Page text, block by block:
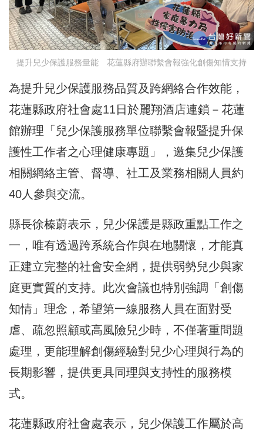
提升兒少保護服務量能 花蓮縣府辦聯繫會報強化創傷知情支持
為提升兒少保護服務品質及跨網絡合作效能，
花蓮縣政府社會處11日於麗翔酒店連鎖－花蓮
館辦理「兒少保護服務單位聯繫會報暨提升保
護性工作者之心理健康專題」，邀集兒少保護
相關網絡主管、督導、社工及業務相關人員約
40人參與交流。
縣長徐榛蔚表示，兒少保護是縣政重點工作之
一，唯有透過跨系統合作與在地關懷，才能真
正建立完整的社會安全網，提供弱勢兒少與家
庭更實質的支持。此次會議也特別強調「創傷
知情」理念，希望第一線服務人員在面對受
虐、疏忽照顧或高風險兒少時，不僅著重問題
處理，更能理解創傷經驗對兒少心理與行為的
長期影響，提供更具同理與支持性的服務模
式。
花蓮縣政府社會處表示，兒少保護工作屬於高